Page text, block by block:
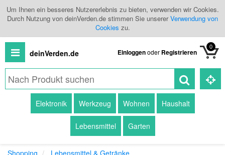
Um Ihnen ein besseres Nutzererlebnis zu bieten, verwenden wir Cookies.
Durch Nutzung von deinVerden.de stimmen Sie unsererVerwendung von
Cookies zu.
deinVerden.de Einloggenoder Registrieren
0
Produkte
Elektronik Werkzeug Wohnen Haushalt
Lebensmittel Garten
Shopping
Lebensmittel & Getränke